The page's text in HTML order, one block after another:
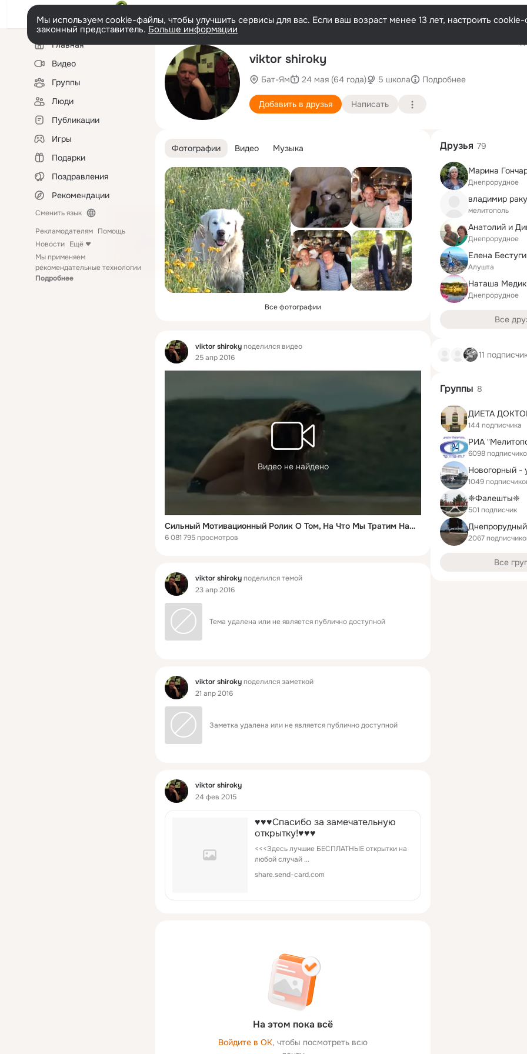
Мы используем cookie-файлы, чтобы улучшить сервисы для вас. Если ваш возраст менее 13 лет, настроить
законный представитель. Больше информации
Левая
колонкаГлавная
Видео
Группы
Люди
Публикации
Игры
Подарки
Поздравления
Рекомендации
Сменить язык
Рекламодателям Помощь
Новости Ещё
Мы применяем
рекомендательные технологии
Подробнее
viktor shiroky
Бат-Ям 24 мая (64 года) 5 школа Подробнее
Добавить в друзья Написать
Фотографии Видео Музыка
Все фотографии
Фид viktor shirokyподелился видео
25 апр 2016
Видео не найдено
Сильный Мотивационный Ролик О Том, На Что Мы Тратим Нашу Жизнь
6 081 795 просмотров
Фид viktor shirokyподелился темой
23 апр 2016
Тема удалена или не является публично доступной
Фид viktor shirokyподелился заметкой
21 апр 2016
Заметка удалена или не является публично доступной
Фид
viktor shiroky
24 фев 2015
♥♥♥Спасибо за замечательную
открытку!♥♥♥
<<<Здесь лучшие БЕСПЛАТНЫЕ открытки на
любой случай ...
share.send-card.com
На этом пока всё
Войдите в ОК, чтобы посмотреть всю
Друзья 79
Днепрорудное
владимир
мелитополь
Анатолий и
Днепрорудное
Елена
Алушта
Наташа
Днепрорудное
Все
11
Группы 8
144 подписчика
РИА
6098
1049
❈Фалешты❈
501 подписчик
Днепрорудный
2067
Все